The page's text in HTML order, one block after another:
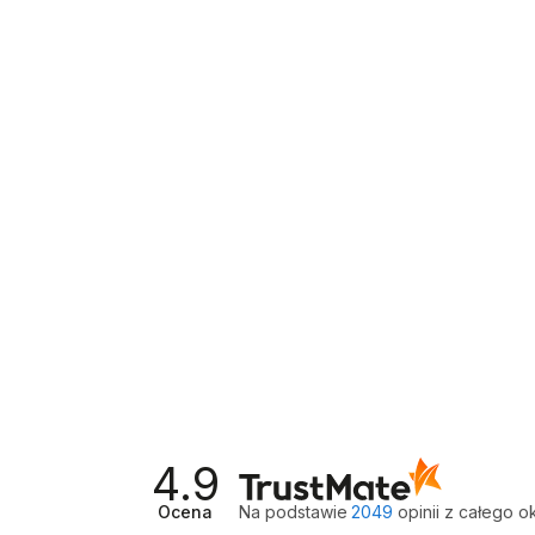
4.9
Ocena Na podstawie 2049 opinii z całego